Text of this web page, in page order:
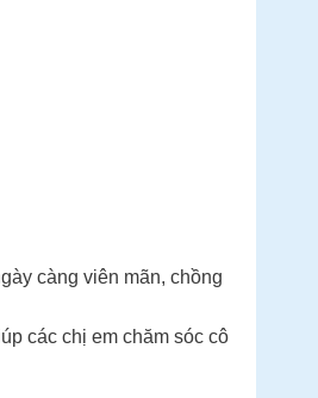
càng viên mãn, chồng
các chị em chăm sóc cô